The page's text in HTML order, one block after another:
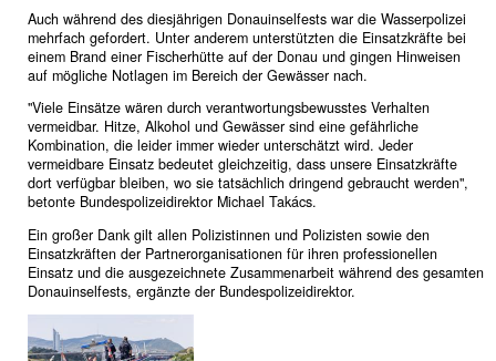
Auch während des diesjährigen Donauinselfests war die Wasserpolizei
mehrfach gefordert. Unter anderem unterstützten die Einsatzkräfte bei
einem Brand einer Fischerhütte auf der Donau und gingen Hinweisen
auf mögliche Notlagen im Bereich der Gewässer nach.
"Viele Einsätze wären durch verantwortungsbewusstes Verhalten
vermeidbar. Hitze, Alkohol und Gewässer sind eine gefährliche
Kombination, die leider immer wieder unterschätzt wird. Jeder
vermeidbare Einsatz bedeutet gleichzeitig, dass unsere Einsatzkräfte
dort verfügbar bleiben, wo sie tatsächlich dringend gebraucht werden",
betonte Bundespolizeidirektor Michael Takács.
Ein großer Dank gilt allen Polizistinnen und Polizisten sowie den
Einsatzkräften der Partnerorganisationen für ihren professionellen
Einsatz und die ausgezeichnete Zusammenarbeit während des gesamten
Donauinselfests, ergänzte der Bundespolizeidirektor.